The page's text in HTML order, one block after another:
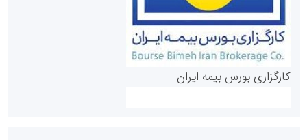
کارگزاری بورس بیمه ایران